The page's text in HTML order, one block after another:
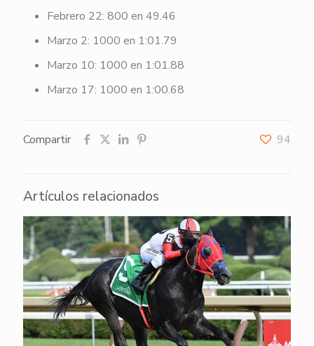
Febrero 22: 800 en 49.46
Marzo 2: 1000 en 1:01.79
Marzo 10: 1000 en 1:01.88
Marzo 17: 1000 en 1:00.68
Compartir 94
Artículos relacionados